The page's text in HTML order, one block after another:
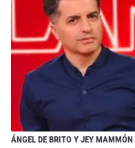
ÁNGEL DE BRITO Y JEY MAMMÓN